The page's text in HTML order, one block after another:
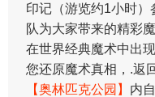
印记（游览约1小时）
队为大家带来的精彩
在世界经典魔术中出
您还原魔术真相，.返
【奥林匹克公园】 内